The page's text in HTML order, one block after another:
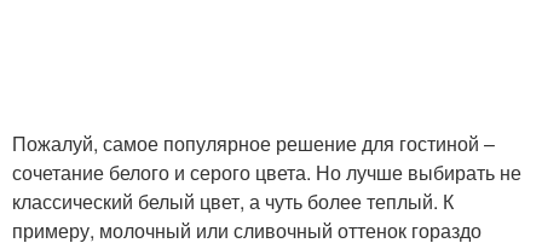
Пожалуй, самое популярное решение для гостиной –
сочетание белого и серого цвета. Но лучше выбирать не
классический белый цвет, а чуть более теплый. К
примеру, молочный или сливочный оттенок гораздо